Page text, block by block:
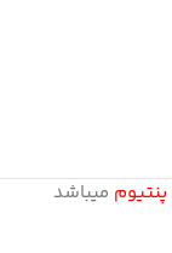
پنتیوم میباشد